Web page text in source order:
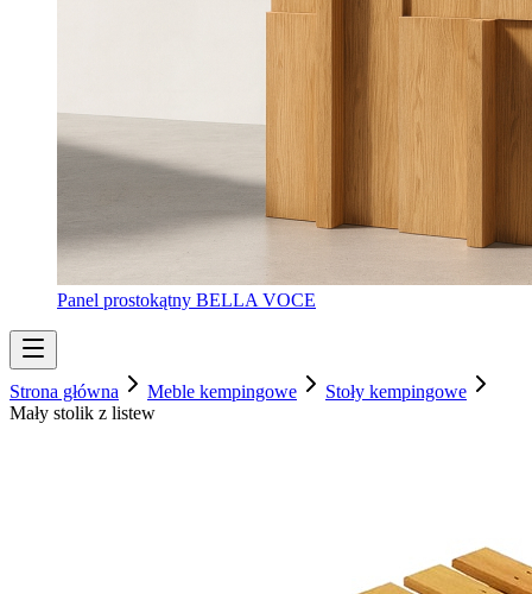
Panel prostokątny BELLA VOCE
Strona główna Meble kempingowe
Stoły kempingowe
Mały stolik z listew